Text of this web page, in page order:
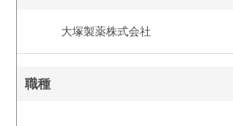
大塚製薬株式会社
職種